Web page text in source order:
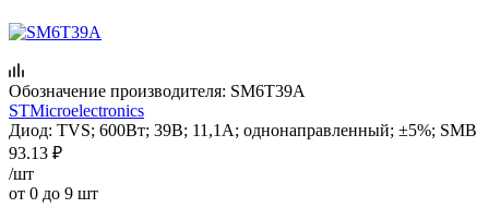
Обозначение производителя: SM6T39A
STMicroelectronics
Диод: TVS; 600Вт; 39В; 11,1А; однонаправленный; ±5%; SMB
93.13 ₽
/шт
от 0 до 9 шт